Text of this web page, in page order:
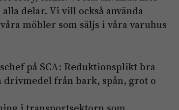
delar. Vi vill också använda
möbler som säljs i våra varuhus
på SCA: Reduktionsplikt bra
drivmedel från bark, spån, grot o